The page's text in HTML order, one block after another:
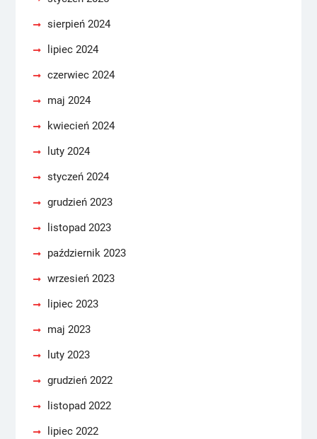
sierpień 2024
lipiec 2024
czerwiec 2024
maj 2024
kwiecień 2024
luty 2024
styczeń 2024
grudzień 2023
listopad 2023
październik 2023
wrzesień 2023
lipiec 2023
maj 2023
luty 2023
grudzień 2022
listopad 2022
lipiec 2022